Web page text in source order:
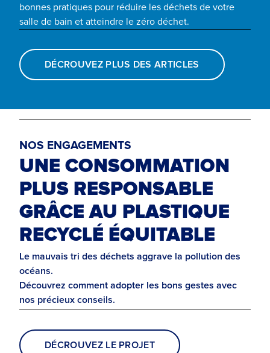
bonnes pratiques pour réduire les déchets de votre
salle de bain et atteindre le zéro déchet.
DÉCROUVEZ PLUS DES ARTICLES
NOS ENGAGEMENTS
UNE CONSOMMATION
PLUS RESPONSABLE
GRÂCE AU PLASTIQUE
RECYCLÉ ÉQUITABLE
Le mauvais tri des déchets aggrave la pollution des
océans.
Découvrez comment adopter les bons gestes avec
nos précieux conseils.
DÉCROUVEZ LE PROJET